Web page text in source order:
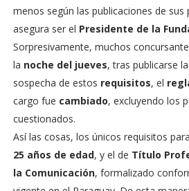
menos según las publicaciones de sus
asegura ser el Presidente de la
Sorpresivamente, muchos
la noche del jueves, tras publicarse
sospecha de estos requisitos, el
cargo fue cambiado, excluyendo los
cuestionados.
Así las cosas, los únicos requisitos
25 años de edad, y el de Título
la Comunicación, formalizado